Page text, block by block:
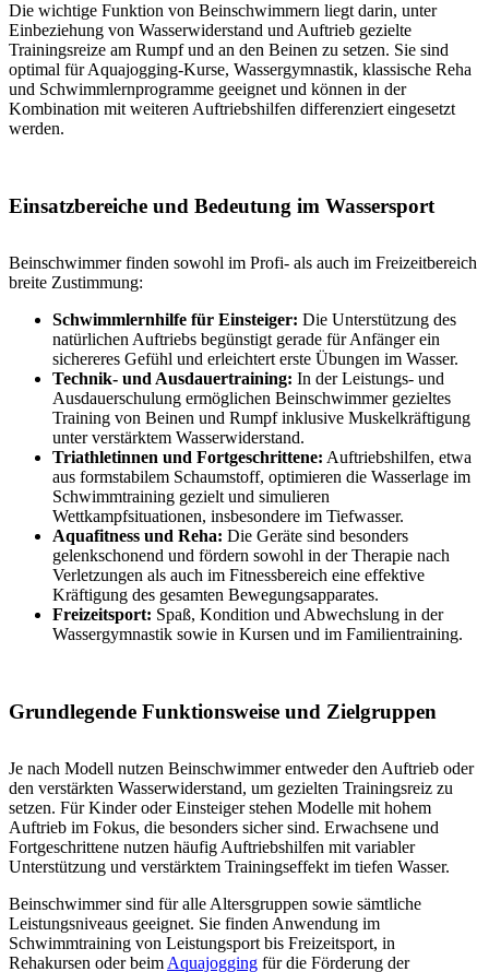
Die wichtige Funktion von Beinschwimmern liegt darin, unter
Einbeziehung von Wasserwiderstand und Auftrieb gezielte
Trainingsreize am Rumpf und an den Beinen zu setzen. Sie sind
optimal für Aquajogging-Kurse, Wassergymnastik, klassische Reha
und Schwimmlernprogramme geeignet und können in der
Kombination mit weiteren Auftriebshilfen differenziert eingesetzt
werden.
Einsatzbereiche und Bedeutung im Wassersport
Beinschwimmer finden sowohl im Profi- als auch im Freizeitbereich
breite Zustimmung:
Schwimmlernhilfe für Einsteiger: Die Unterstützung des
natürlichen Auftriebs begünstigt gerade für Anfänger ein
sichereres Gefühl und erleichtert erste Übungen im Wasser.
Technik- und Ausdauertraining: In der Leistungs- und
Ausdauerschulung ermöglichen Beinschwimmer gezieltes
Training von Beinen und Rumpf inklusive Muskelkräftigung
unter verstärktem Wasserwiderstand.
Triathletinnen und Fortgeschrittene: Auftriebshilfen, etwa
aus formstabilem Schaumstoff, optimieren die Wasserlage im
Schwimmtraining gezielt und simulieren
Wettkampfsituationen, insbesondere im Tiefwasser.
Aquafitness und Reha: Die Geräte sind besonders
gelenkschonend und fördern sowohl in der Therapie nach
Verletzungen als auch im Fitnessbereich eine effektive
Kräftigung des gesamten Bewegungsapparates.
Freizeitsport: Spaß, Kondition und Abwechslung in der
Wassergymnastik sowie in Kursen und im Familientraining.
Grundlegende Funktionsweise und Zielgruppen
Je nach Modell nutzen Beinschwimmer entweder den Auftrieb oder
den verstärkten Wasserwiderstand, um gezielten Trainingsreiz zu
setzen. Für Kinder oder Einsteiger stehen Modelle mit hohem
Auftrieb im Fokus, die besonders sicher sind. Erwachsene und
Fortgeschrittene nutzen häufig Auftriebshilfen mit variabler
Unterstützung und verstärktem Trainingseffekt im tiefen Wasser.
Beinschwimmer sind für alle Altersgruppen sowie sämtliche
Leistungsniveaus geeignet. Sie finden Anwendung im
Schwimmtraining von Leistungsport bis Freizeitsport, in
Rehakursen oder beim Aquajogging für die Förderung der